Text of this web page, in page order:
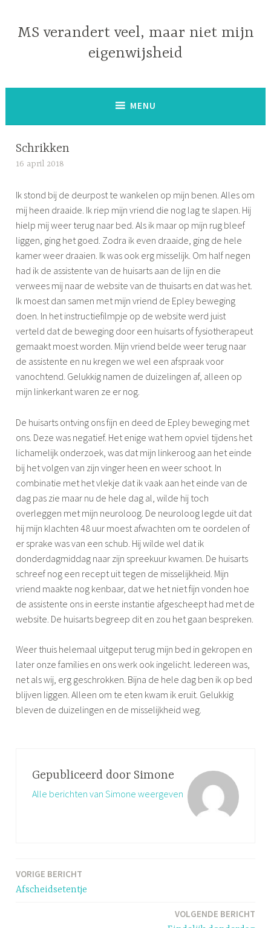
inhoud
MS verandert veel, maar niet mijn
eigenwijsheid
MENU
Schrikken
16 april 2018
m
o
n
e
Ik stond bij de deurpost te wankelen op mijn benen. Alles om
mij heen draaide. Ik riep mijn vriend die nog lag te slapen. Hij
hielp mij weer terug naar bed. Als ik maar op mijn rug bleef
liggen, ging het goed. Zodra ik even draaide, ging de hele
kamer weer draaien. Ik was ook erg misselijk. Om half negen
had ik de assistente van de huisarts aan de lijn en die
verwees mij naar de website van de thuisarts en dat was het.
Ik moest dan samen met mijn vriend de Epley beweging
doen. In het instructiefilmpje op de website werd juist
verteld dat de beweging door een huisarts of fysiotherapeut
gemaakt moest worden. Mijn vriend belde weer terug naar
de assistente en nu kregen we wel een afspraak voor
vanochtend. Gelukkig namen de duizelingen af, alleen op
mijn linkerkant waren ze er nog.
De huisarts ontving ons fijn en deed de Epley beweging met
ons. Deze was negatief. Het enige wat hem opviel tijdens het
lichamelijk onderzoek, was dat mijn linkeroog aan het einde
bij het volgen van zijn vinger heen en weer schoot. In
combinatie met het vlekje dat ik vaak aan het einde van de
dag pas zie maar nu de hele dag al, wilde hij toch
overleggen met mijn neuroloog. De neuroloog legde uit dat
hij mijn klachten 48 uur moest afwachten om te oordelen of
er sprake was van een schub. Hij wilde wel dat ik
donderdagmiddag naar zijn spreekuur kwamen. De huisarts
schreef nog een recept uit tegen de misselijkheid. Mijn
vriend maakte nog kenbaar, dat we het niet fijn vonden hoe
de assistente ons in eerste instantie afgescheept had met de
website. De huisarts begreep dit en zou het gaan bespreken.
Weer thuis helemaal uitgeput terug mijn bed in gekropen en
later onze families en ons werk ook ingelicht. Iedereen was,
net als wij, erg geschrokken. Bijna de hele dag ben ik op bed
blijven liggen. Alleen om te eten kwam ik eruit. Gelukkig
bleven de duizelingen en de misselijkheid weg.
Gepubliceerd door Simone
Alle berichten van Simone weergeven
Bericht
VORIGE BERICHT
Afscheidsetentje
VOLGENDE BERICHT